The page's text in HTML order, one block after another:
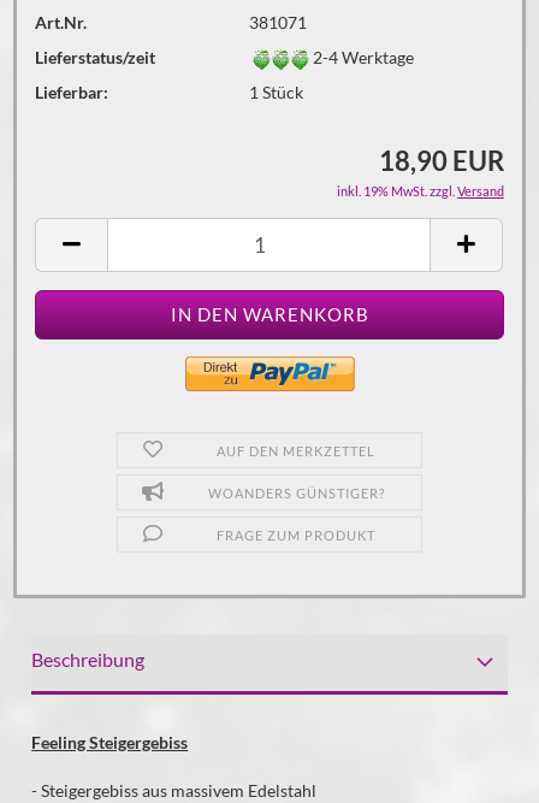
Art.Nr.
381071
Lieferstatus/zeit
2-4 Werktage
Lieferbar:
1 Stück
18,90 EUR
inkl. 19% MwSt. zzgl. Versand
AUF DEN MERKZETTEL
WOANDERS GÜNSTIGER?
FRAGE ZUM PRODUKT
Beschreibung
Feeling Steigergebiss
- Steigergebiss aus massivem Edelstahl